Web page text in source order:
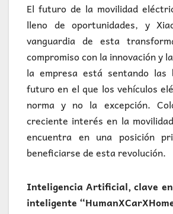
El futuro de la movilidad
lleno de oportunidades, y
vanguardia de esta
compromiso con la innovación y
la empresa está sentando las
futuro en el que los vehículos
norma y no la excepción.
creciente interés en la
encuentra en una posición
beneficiarse de esta revolución.
Inteligencia Artificial, clave
inteligente